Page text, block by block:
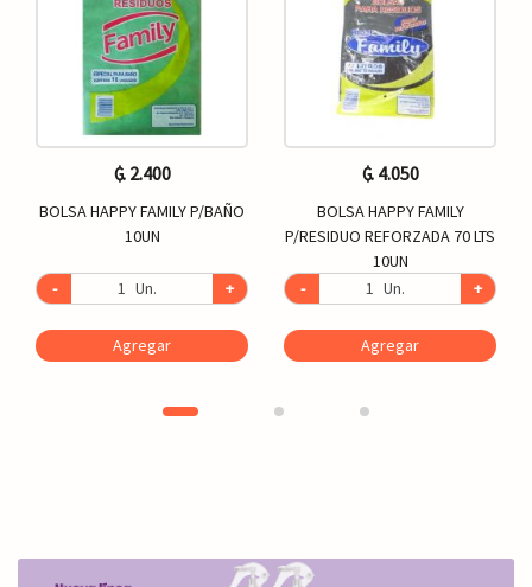
₲. 2.400
BOLSA HAPPY FAMILY P/BAÑO
10UN
- Un. +
Agregar
₲. 4.050
BOLSA HAPPY FAMILY
P/RESIDUO REFORZADA 70 LTS
10UN
-
Un. +
Agregar